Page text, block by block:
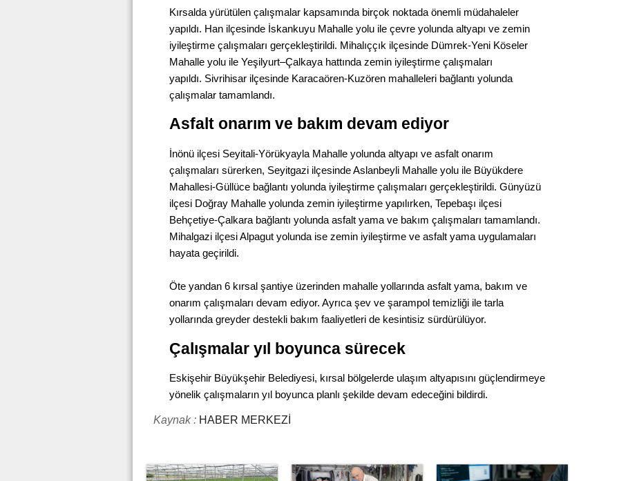
Kırsalda yürütülen çalışmalar kapsamında birçok noktada önemli müdahaleler
yapıldı. Han ilçesinde İskankuyu Mahalle yolu ile çevre yolunda altyapı ve zemin
iyileştirme çalışmaları gerçekleştirildi. Mihalıççık ilçesinde Dümrek-Yeni Köseler
Mahalle yolu ile Yeşilyurt–Çalkaya hattında zemin iyileştirme çalışmaları
yapıldı. Sivrihisar ilçesinde Karacaören-Kuzören mahalleleri bağlantı yolunda
çalışmalar tamamlandı.
Asfalt onarım ve bakım devam ediyor
İnönü ilçesi Seyitali-Yörükyayla Mahalle yolunda altyapı ve asfalt onarım
çalışmaları sürerken, Seyitgazi ilçesinde Aslanbeyli Mahalle yolu ile Büyükdere
Mahallesi-Güllüce bağlantı yolunda iyileştirme çalışmaları gerçekleştirildi. Günyüzü
ilçesi Doğray Mahalle yolunda zemin iyileştirme yapılırken, Tepebaşı ilçesi
Behçetiye-Çalkara bağlantı yolunda asfalt yama ve bakım çalışmaları tamamlandı.
Mihalgazi ilçesi Alpagut yolunda ise zemin iyileştirme ve asfalt yama uygulamaları
hayata geçirildi.
Öte yandan 6 kırsal şantiye üzerinden mahalle yollarında asfalt yama, bakım ve
onarım çalışmaları devam ediyor. Ayrıca şev ve şarampol temizliği ile tarla
yollarında greyder destekli bakım faaliyetleri de kesintisiz sürdürülüyor.
Çalışmalar yıl boyunca sürecek
Eskişehir Büyükşehir Belediyesi, kırsal bölgelerde ulaşım altyapısını güçlendirmeye
yönelik çalışmaların yıl boyunca planlı şekilde devam edeceğini bildirdi.
Kaynak : HABER MERKEZİ